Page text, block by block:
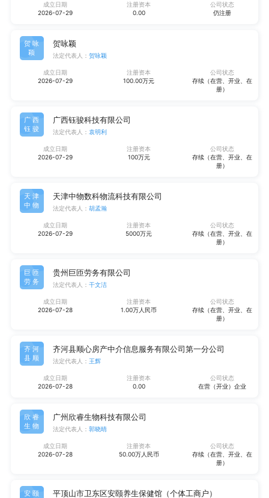
成立日期
2026-07-29
注册资本
0.00
公司状态
仍注册
贺咏
颖
贺咏颖
法定代表人： 贺咏颖
成立日期
2026-07-29
注册资本
100.00万元
公司状态
存续（在营、开业、在
册）
广西
钰骏
广西钰骏科技有限公司
法定代表人： 袁明利
成立日期
2026-07-29
注册资本
100万元
公司状态
存续（在营、开业、在
册）
天津
中物
天津中物数科物流科技有限公司
法定代表人： 胡孟瀚
成立日期
2026-07-29
注册资本
5000万元
公司状态
存续（在营、开业、在
册）
巨匝
劳务
贵州巨匝劳务有限公司
法定代表人： 干文洁
成立日期
2026-07-28
注册资本
1.00万人民币
公司状态
存续（在营、开业、在
册）
齐河
县顺
齐河县顺心房产中介信息服务有限公司第一分公司
法定代表人： 王辉
成立日期
2026-07-28
注册资本
0.00
公司状态
在营（开业）企业
欣睿
生物
广州欣睿生物科技有限公司
法定代表人： 郭晓晴
成立日期
2026-07-28
注册资本
50.00万人民币
公司状态
存续（在营、开业、在
册）
安颐 平顶山市卫东区安颐养生保健馆（个体工商户）